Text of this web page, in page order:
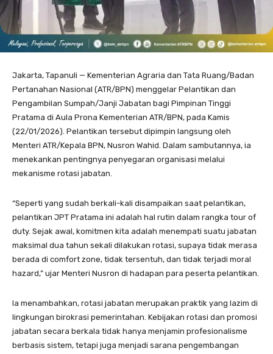
Jakarta, Tapanuli — Kementerian Agraria dan Tata Ruang/Badan
Pertanahan Nasional (ATR/BPN) menggelar Pelantikan dan
Pengambilan Sumpah/Janji Jabatan bagi Pimpinan Tinggi
Pratama di Aula Prona Kementerian ATR/BPN, pada Kamis
(22/01/2026). Pelantikan tersebut dipimpin langsung oleh
Menteri ATR/Kepala BPN, Nusron Wahid. Dalam sambutannya, ia
menekankan pentingnya penyegaran organisasi melalui
mekanisme rotasi jabatan.
“Seperti yang sudah berkali-kali disampaikan saat pelantikan,
pelantikan JPT Pratama ini adalah hal rutin dalam rangka tour of
duty. Sejak awal, komitmen kita adalah menempati suatu jabatan
maksimal dua tahun sekali dilakukan rotasi, supaya tidak merasa
berada di comfort zone, tidak tersentuh, dan tidak terjadi moral
hazard,” ujar Menteri Nusron di hadapan para peserta pelantikan.
Ia menambahkan, rotasi jabatan merupakan praktik yang lazim di
lingkungan birokrasi pemerintahan. Kebijakan rotasi dan promosi
jabatan secara berkala tidak hanya menjamin profesionalisme
berbasis sistem, tetapi juga menjadi sarana pengembangan